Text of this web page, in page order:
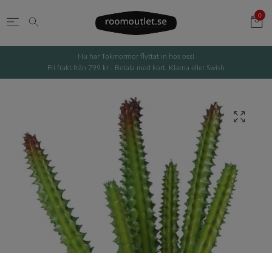
0
Nu har Tokmormor flyttat in hos oss!
Fri frakt från 799 kr - Betala med kort, Klarna eller Swish